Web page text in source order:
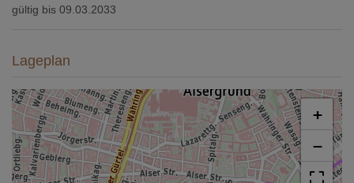
gültig bis 09.03.2033
Lageplan
+
−